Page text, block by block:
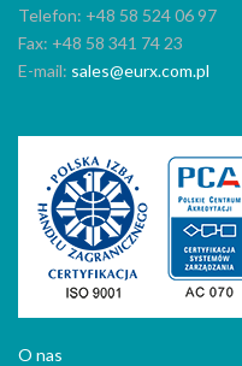
Telefon: +48 58 524 06 97
Fax: +48 58 341 74 23
E-mail: sales@eurx.com.pl
O nas